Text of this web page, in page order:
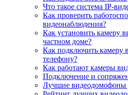
Что такое система IP-
Как проверить
видеонаблюдения?
Как установить камеру
частном доме?
Как подключить камеру
телефону?
Как работают камеры
Подключение и
Лучшие видеодомофоны